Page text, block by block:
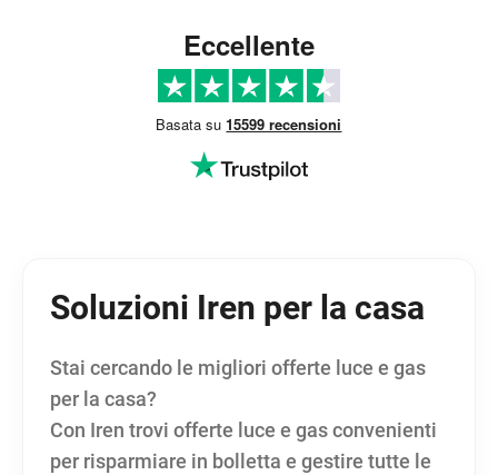
Eccellente
Basata su15599 recensioni
Soluzioni Iren per la casa
Stai cercando le migliori offerte luce e gas
per la casa?
Con Iren trovi offerte luce e gas convenienti
per risparmiare in bolletta e gestire tutte le